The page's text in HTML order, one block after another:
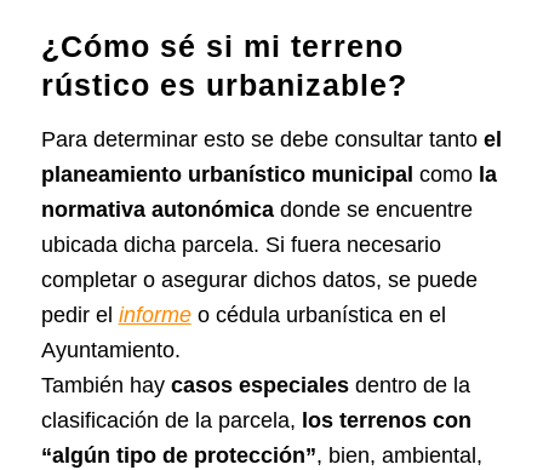
¿Cómo sé si mi terreno
rústico es urbanizable?
Para determinar esto se debe consultar tanto el
planeamiento urbanístico municipal como la
normativa autonómicadonde se encuentre
ubicada dicha parcela. Si fuera necesario
completar o asegurar dichos datos, se puede
pedir el informeo cédula urbanística en el
Ayuntamiento.
También hay casos especialesdentro de la
clasificación de la parcela, los terrenos con
“algún tipo de protección”, bien, ambiental,